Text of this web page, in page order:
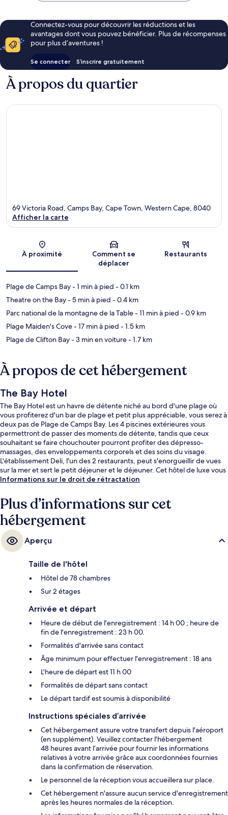
Connectez-vous pour découvrir les réductions et les
avantages dont vous pouvez bénéficier. Plus de récompenses
pour plus d’aventures !
Se connecter S’inscrire gratuitement
À propos du quartier
Carte
69 Victoria Road, Camps Bay, Cape Town, Western Cape, 8040
Afficher la carte
À proximité
Comment se
déplacer
Restaurants
Plage de Camps Bay- 1 min à pied - 0.1 km
Theatre on the Bay- 5 min à pied - 0.4 km
Parc national de la montagne de la Table- 11 min à pied - 0.9 km
Plage Maiden's Cove- 17 min à pied - 1.5 km
Plage de Clifton Bay- 3 min en voiture- 1.7 km
À propos de cet hébergement
The Bay Hotel
The Bay Hotel est un havre de détente niché au bord d'une plage où
vous profiterez d'un bar de plage et petit plus appréciable, vous serez à
deux pas de Plage de Camps Bay. Les 4 piscines extérieures vous
permettront de passer des moments de détente, tandis que ceux
souhaitant se faire chouchouter pourront profiter des dépresso-
massages, des enveloppements corporels et des soins du visage.
L'établissement Deli, l'un des 2 restaurants, peut s'enorgueillir de vues
sur la mer et sert le petit déjeuner et le déjeuner. Cet hôtel de luxe vous
offre en outre un bar en bord de piscine, une salle de fitness et un court
attentionné.
Informations sur le droit de rétractation
Plus d’informations sur cet
hébergement
Aperçu
Taille de l'hôtel
Hôtel de 78 chambres
Sur 2 étages
Arrivée et départ
Heure de début de l'enregistrement : 14 h 00 ; heure de
fin de l'enregistrement : 23 h 00.
Formalités d'arrivée sans contact
Âge minimum pour effectuer l'enregistrement : 18 ans
L'heure de départ est 11 h 00
Formalités de départ sans contact
Le départ tardif est soumis à disponibilité
Instructions spéciales d’arrivée
Cet hébergement assure votre transfert depuis l'aéroport
(en supplément). Veuillez contacter l'hébergement
48 heures avant l’arrivée pour fournir les informations
relatives à votre arrivée grâce aux coordonnées fournies
dans la confirmation de réservation.
Le personnel de la réception vous accueillera sur place.
Cet hébergement n'assure aucun service d'enregistrement
après les heures normales de la réception.